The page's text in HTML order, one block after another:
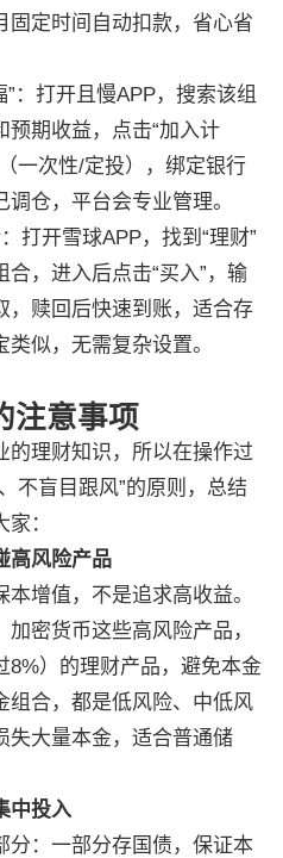
固定时间自动扣款，省心省
”：打开且慢APP，搜索该组
预期收益，点击“加入计
一次性/定投），绑定银行
仓，平台会专业管理。
打开雪球APP，找到“理财”
，进入后点击“买入”，输
，赎回后快速到账，适合存
似，无需复杂设置。
注意事项
的理财知识，所以在操作过
不盲目跟风”的原则，总结
：
高风险产品
增值，不是追求高收益。
密货币这些高风险产品，
8%）的理财产品，避免本金
组合，都是低风险、中低风
失大量本金，适合普通储
中投入
分：一部分存国债，保证本